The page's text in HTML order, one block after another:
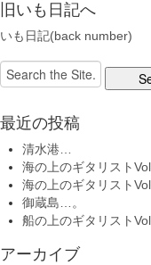
旧いも日記へ
いも日記(back number)
Search
for:
最近の投稿
清水港…
海の上のギタリスト
海の上のギタリスト
御蔵島…。
船の上のギタリスト
アーカイブ